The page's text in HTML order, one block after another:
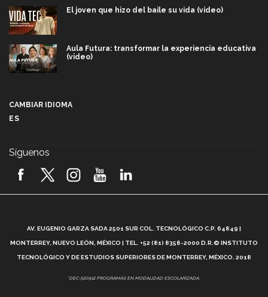
El joven que hizo del baile su vida (video)
Aula Futura: transformar la experiencia educativa
(video)
2026! (video)
¿Cómo es el Modelo Educativo Tec? (video)
Vida Tec: Feminismo e Inteligencia Artificial, Paola
CAMBIAR IDIOMA
ES
Síguenos
AV. EUGENIO GARZA SADA 2501 SUR COL. TECNOLÓGICO C.P. 64849 |
MONTERREY, NUEVO LEÓN, MÉXICO | TEL. +52 (81) 8358-2000 D.R.© INSTITUTO
TECNOLÓGICO Y DE ESTUDIOS SUPERIORES DE MONTERREY, MÉXICO. 2018
*DEC-520912 PROGRAMAS EN MODALIDAD ESCOLARIZADA.